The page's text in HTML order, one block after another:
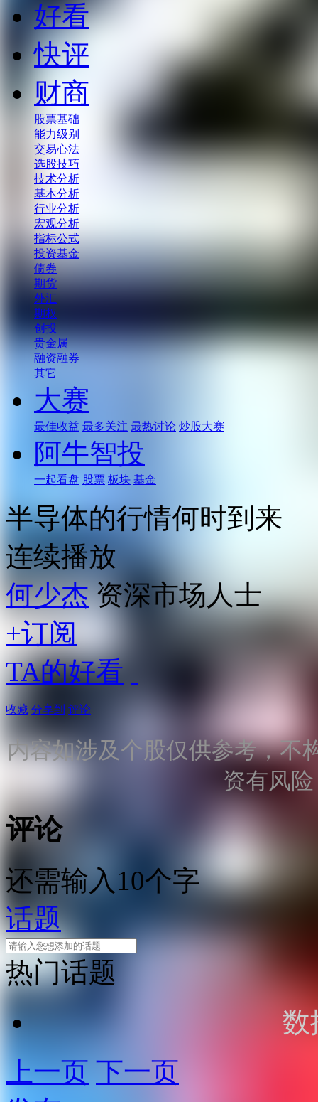
好看
快评
财商
股票基础
能力级别
交易心法
选股技巧
技术分析
基本分析
行业分析
宏观分析
指标公式
投资基金
债券
期货
外汇
期权
创投
贵金属
融资融券
其它
大赛
最佳收益 最多关注 最热讨论 炒股大赛
阿牛智投
一起看盘 股票 板块 基金
半导体的行情何时到来
连续播放
何少杰 资深市场人士
+订阅
TA的好看
收藏 分享到 评论
内容如涉及个股仅供参考，不
资有风
评论
还需输入10个字
话题
热门话题
数
上一页 下一页